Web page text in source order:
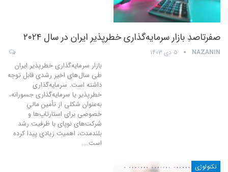
صفرتاصدِ بازار سرمایه‌گذاری خطرپذیر ایران در سال ۲۰۲۴
NAZANIN ۵ دی ۱۴۰۳
بازار سرمایه‌گذاری خطرپذیر ایران
طی سال‌های اخیر رشدی قابل توجه
داشته است. سرمایه‌گذاری
خطرپذیر یا سرمایه‌گذاری جسورانه،
به‌عنوان شکلی از تأمین مالیِ
خصوصی برای استارتاپ‌ها و
شرکت‌های نوپای با ظرفیت رشد
بلندمدت، اهمیت زیادی پیدا کرده
است.…
تکنولوژی